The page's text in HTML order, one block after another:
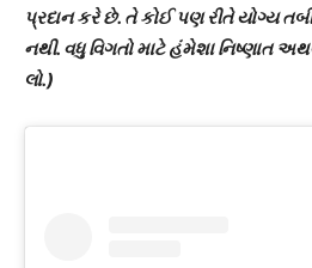
પ્રદાન કરે છે. તે કોઈ પણ રીતે યોગ્ય
નથી. વધુ વિગતો માટે હંમેશા નિષ્ણાત
લો.)